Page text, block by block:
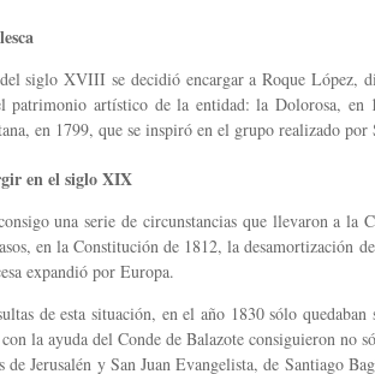
siglo XVIII se decidió encargar a Roque López,
patrimonio artístico de la entidad: la Dolorosa, en
en 1799, que se inspiró en el grupo realizado
en el siglo XIX
una serie de circunstancias que llevaron a la
en la Constitución de 1812, la desamortización
expandió por Europa.
de esta situación, en el año 1830 sólo
la ayuda del Conde de Balazote consiguieron
Jerusalén y San Juan Evangelista, de Santiago